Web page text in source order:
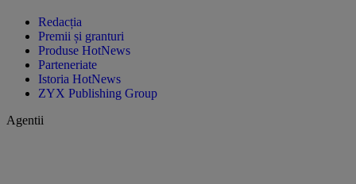
Redacția
Premii și granturi
Produse HotNews
Parteneriate
Istoria HotNews
ZYX Publishing Group
Agentii